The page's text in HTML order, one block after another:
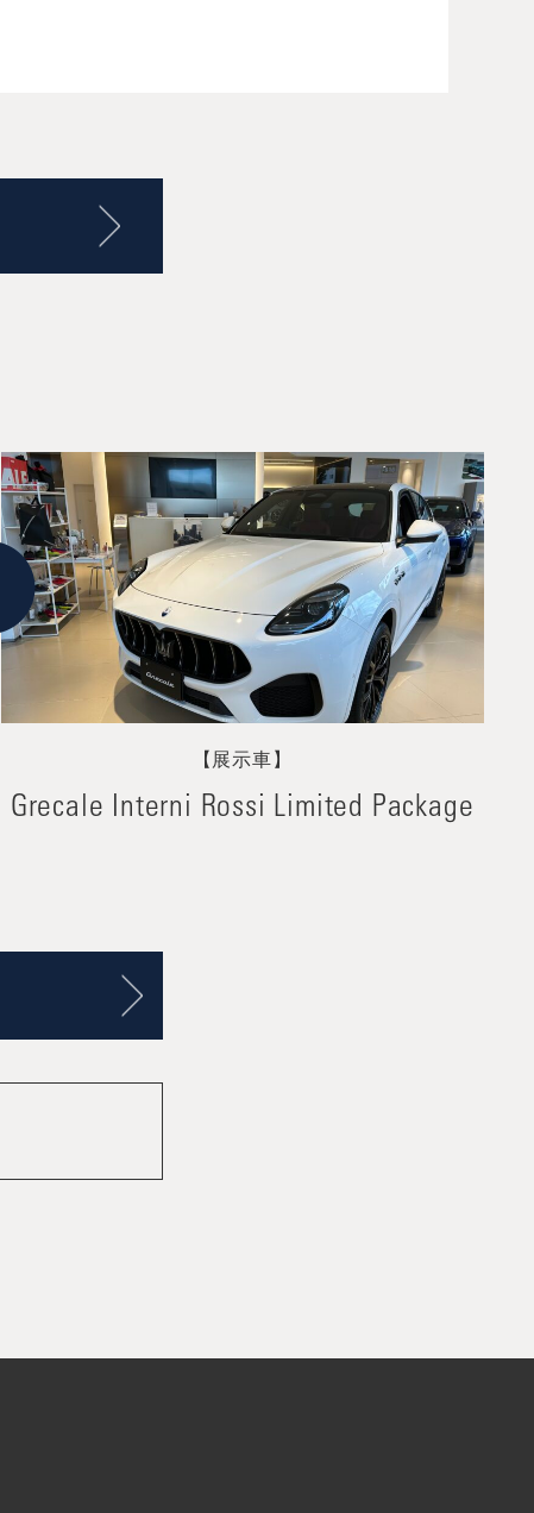
【展示車】
Grecale Interni Rossi Limited Package